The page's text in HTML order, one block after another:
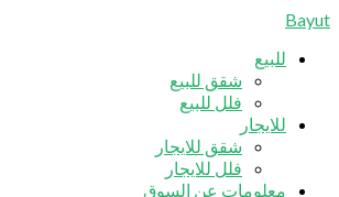
Bayut
للبيع
شقق للبيع
فلل للبيع
للايجار
شقق للايجار
فلل للايجار
معلومات عن السوق